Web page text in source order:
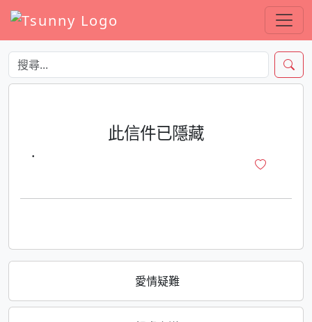
愛情疑難
此信件已隱藏
·